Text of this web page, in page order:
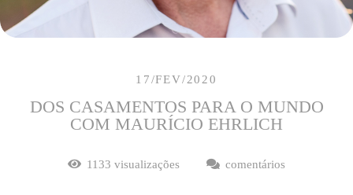
17/FEV/2020
DOS CASAMENTOS PARA O MUNDO
COM MAURÍCIO EHRLICH
1133 visualizações comentários